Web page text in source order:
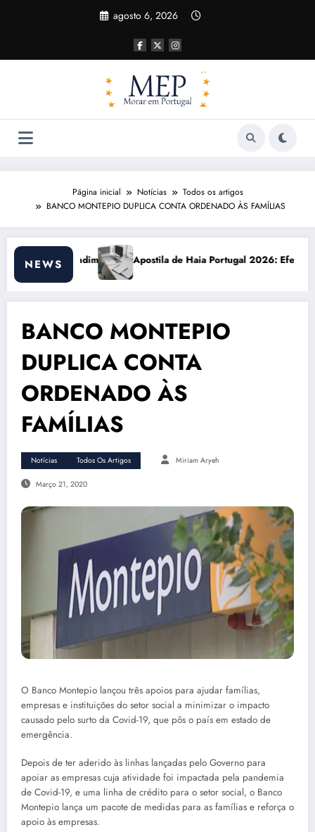
agosto 6, 2026
Página inicial Notícias
Todos os artigos
BANCO MONTEPIO DUPLICA CONTA ORDENADO ÀS FAMÍLIAS
NEWS
Apostila de Haia Portugal 2026: Efeitos Surpreendentes e
BANCO MONTEPIO
DUPLICA CONTA
ORDENADO ÀS
FAMÍLIAS
Notícias Todos Os Artigos Miriam Aryeh
Março 21, 2020
O Banco Montepio lançou três apoios para ajudar famílias,
empresas e instituições do setor social a minimizar o impacto
causado pelo surto da Covid-19, que pôs o país em estado de
emergência.
Depois de ter aderido às linhas lançadas pelo Governo para
apoiar as empresas cuja atividade foi impactada pela pandemia
de Covid-19, e uma linha de crédito para o setor social, o Banco
Montepio lança um pacote de medidas para as famílias e reforça o
apoio às empresas.